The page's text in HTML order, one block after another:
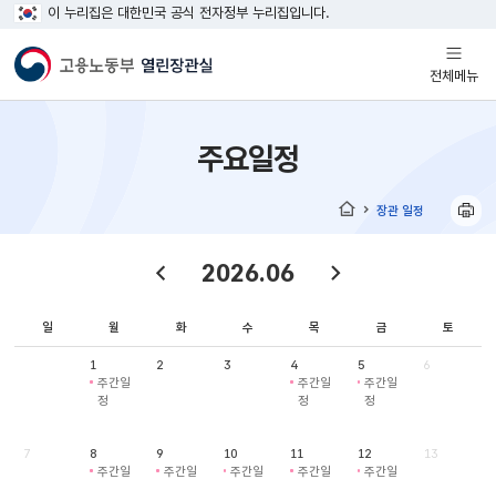
이 누리집은 대한민국 공식 전자정부 누리집입니다.
전체메뉴
열기
주요일정
장관 일정
2026.06
일 월 화 수 목 금 토
1
주간일
정
2 3
4
주간일
정
5
주간일
정
6
7
8
주간일
9
주간일
10
주간일
11
주간일
12
주간일
13